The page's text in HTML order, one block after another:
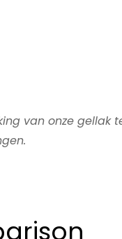
van onze gellak